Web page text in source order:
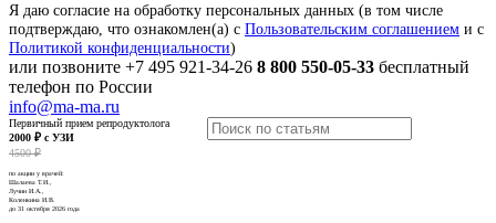
Я даю согласие на обработку персональных данных (в том числе
подтверждаю, что ознакомлен(а) с Пользовательским соглашением и с
Политикой конфиденциальности)
или позвоните +7 495 921-34-26 8 800 550-05-33 бесплатный
телефон по России
info@ma-ma.ru
Первичный прием репродуктолога
2000 ₽ с УЗИ
4500 ₽
по акции у врачей:
Шалаева Т.И.,
Лучин И.А.,
Коленкина И.В.
до 31 октября 2026 года